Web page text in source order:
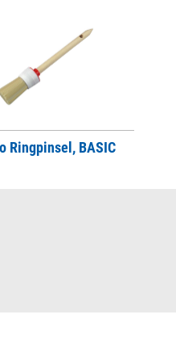
Ringpinsel, BASIC